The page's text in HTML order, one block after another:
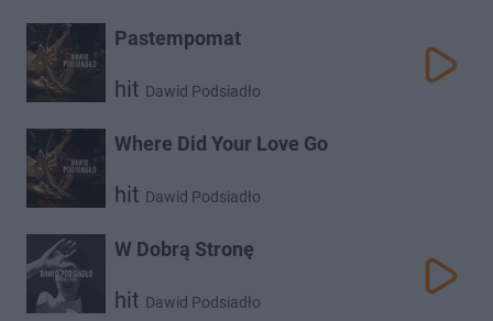
Pastempomat
hit Dawid Podsiadło
Where Did Your Love Go
hit Dawid Podsiadło
W Dobrą Stronę
hit Dawid Podsiadło